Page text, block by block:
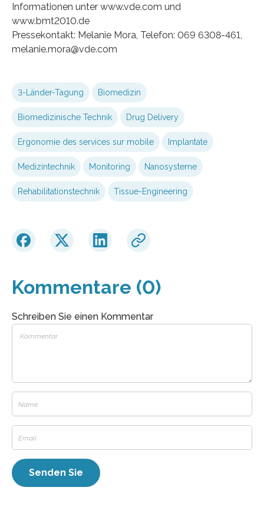
Informationen unter www.vde.com und
www.bmt2010.de
Pressekontakt: Melanie Mora, Telefon: 069 6308-461,
melanie.mora@vde.com
3-Länder-Tagung Biomedizin
Biomedizinische Technik Drug Delivery
Ergonomie des services sur mobile Implantate
Medizintechnik Monitoring Nanosysteme
Rehabilitationstechnik Tissue-Engineering
Kommentare (0)
Schreiben Sie einen Kommentar